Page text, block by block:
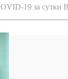
19 за